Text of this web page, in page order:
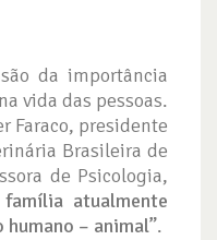
da importância
vida das pessoas.
Faraco, presidente
Brasileira de
de Psicologia,
atualmente
– animal”.